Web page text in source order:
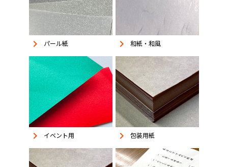
keyboard_arrow_right パール紙 keyboard_arrow_right 和紙・和風
keyboard_arrow_right イベント用 keyboard_arrow_right 包装用紙